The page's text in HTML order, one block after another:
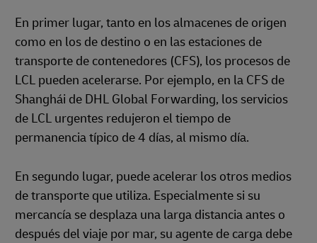
En primer lugar, tanto en los almacenes de origen
como en los de destino o en las estaciones de
transporte de contenedores (CFS), los procesos de
LCL pueden acelerarse. Por ejemplo, en la CFS de
Shanghái de DHL Global Forwarding, los servicios
de LCL urgentes redujeron el tiempo de
permanencia típico de 4 días, al mismo día.
En segundo lugar, puede acelerar los otros medios
de transporte que utiliza. Especialmente si su
mercancía se desplaza una larga distancia antes o
después del viaje por mar, su agente de carga debe